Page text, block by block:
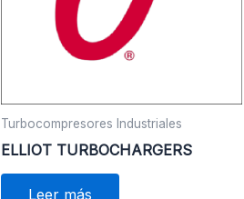
Turbocompresores Industriales
ELLIOT TURBOCHARGERS
Leer más